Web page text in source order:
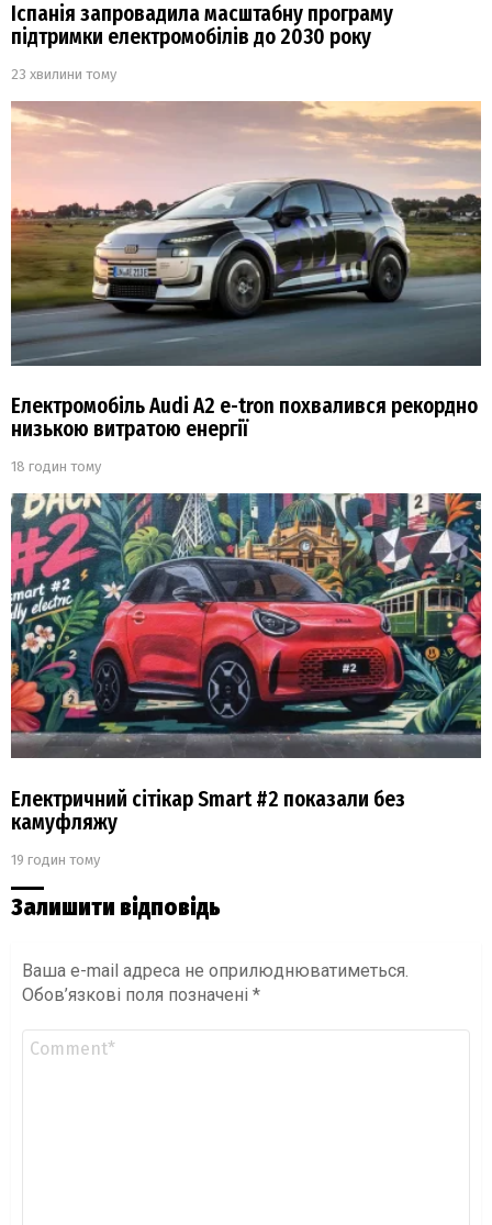
Іспанія запровадила масштабну програму
підтримки електромобілів до 2030 року
23 хвилини тому
Електромобіль Audi A2 e-tron похвалився рекордно
низькою витратою енергії
18 годин тому
Електричний сітікар Smart #2 показали без
камуфляжу
19 годин тому
Залишити відповідь
Ваша e-mail адреса не оприлюднюватиметься.
Обов’язкові поля позначені *